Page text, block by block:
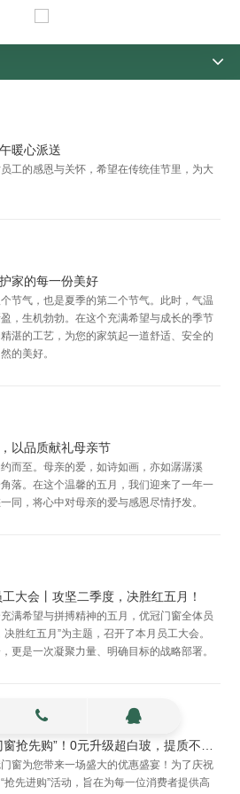
暖心派送
工的感恩与关怀，希望在传统佳节里，为大
家的每一份美好
节气，也是夏季的第二个节气。此时，气温
，生机勃勃。在这个充满希望与成长的季节
湛的工艺，为您的家筑起一道舒适、安全的
的美好。
以品质献礼母亲节
而至。母亲的爱，如诗如画，亦如潺潺溪
落。在这个温馨的五月，我们迎来了一年一
同，将心中对母亲的爱与感恩尽情抒发。
大会丨攻坚二季度，决胜红五月！
满希望与拼搏精神的五月，优冠门窗全体员
胜红五月”为主题，召开了本月员工大会。
更是一次凝聚力量、明确目标的战略部署。
窗为您带来一场盛大的优惠盛宴！为了庆祝
先进购”活动，旨在为每一位消费者提供高